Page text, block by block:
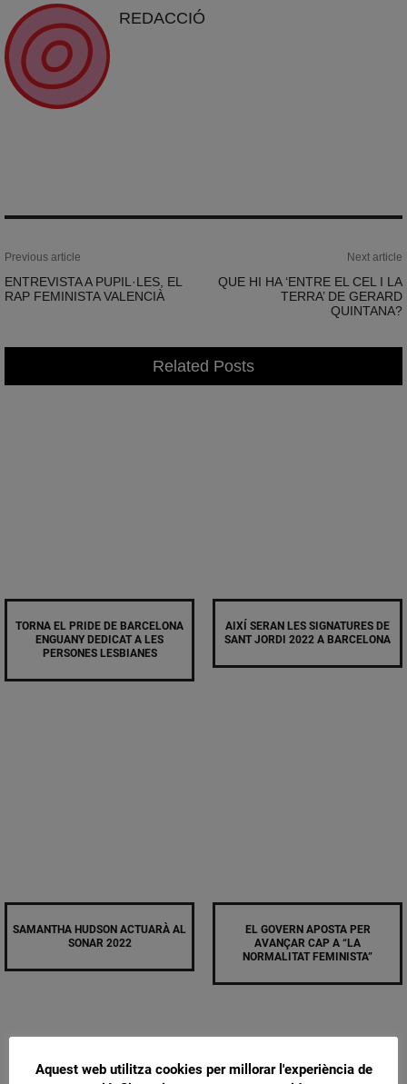
REDACCIÓ
Previous article
ENTREVISTA A PUPIL·LES, EL
RAP FEMINISTA VALENCIÀ
Next article
QUE HI HA ‘ENTRE EL CEL I LA
TERRA’ DE GERARD
QUINTANA?
Related Posts
TORNA EL PRIDE DE BARCELONA
ENGUANY DEDICAT A LES
PERSONES LESBIANES
AIXÍ SERAN LES SIGNATURES DE
SANT JORDI 2022 A BARCELONA
SAMANTHA HUDSON ACTUARÀ AL
SONAR 2022
EL GOVERN APOSTA PER
AVANÇAR CAP A “LA
NORMALITAT FEMINISTA”
Aquest web utilitza cookies per millorar l'experiència de